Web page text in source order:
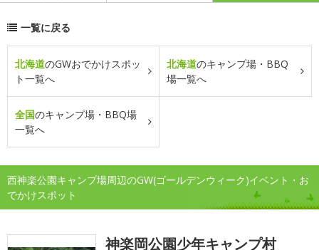
一覧に戻る
北海道のGWおでかけスポッ
ト一覧へ
北海道のキャンプ場・BBQ
場一覧へ
全国のキャンプ場・BBQ場
一覧へ
西神楽公園キャンプ場周辺のGW(ゴールデンウィーク)イベント・お
でかけスポット
神楽岡公園少年キャンプ村